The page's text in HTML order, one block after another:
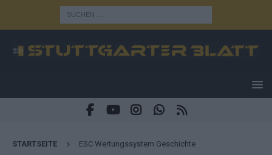
STARTSEITE ESC Wertungssystem Geschichte